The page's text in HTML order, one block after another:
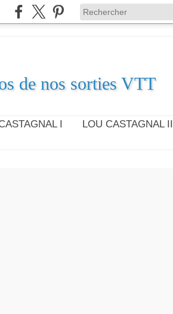
de nos sorties VTT
I
LOU CASTAGNAL II